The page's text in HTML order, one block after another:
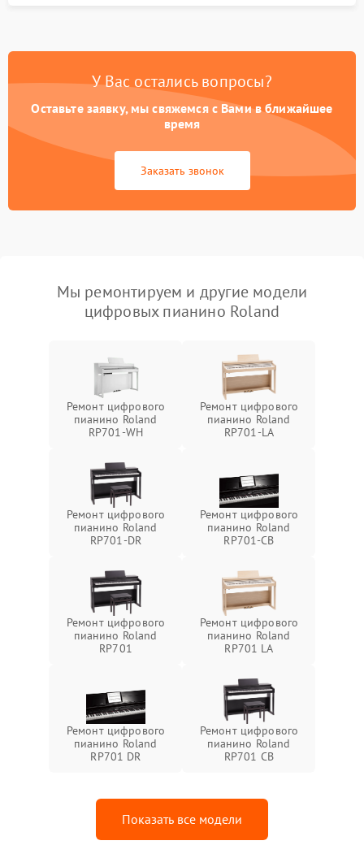
У Вас остались вопросы?
Оставьте заявку, мы свяжемся с Вами в ближайшее
время
Заказать звонок
Мы ремонтируем и другие модели
цифровых пианино Roland
Ремонт цифрового
пианино Roland
RP701-WH
Ремонт цифрового
пианино Roland
RP701-LA
Ремонт цифрового
пианино Roland
RP701-DR
Ремонт цифрового
пианино Roland
RP701-CB
Ремонт цифрового
пианино Roland
RP701
Ремонт цифрового
пианино Roland
RP701 LA
Ремонт цифрового
пианино Roland
RP701 DR
Ремонт цифрового
пианино Roland
RP701 CB
Показать все модели